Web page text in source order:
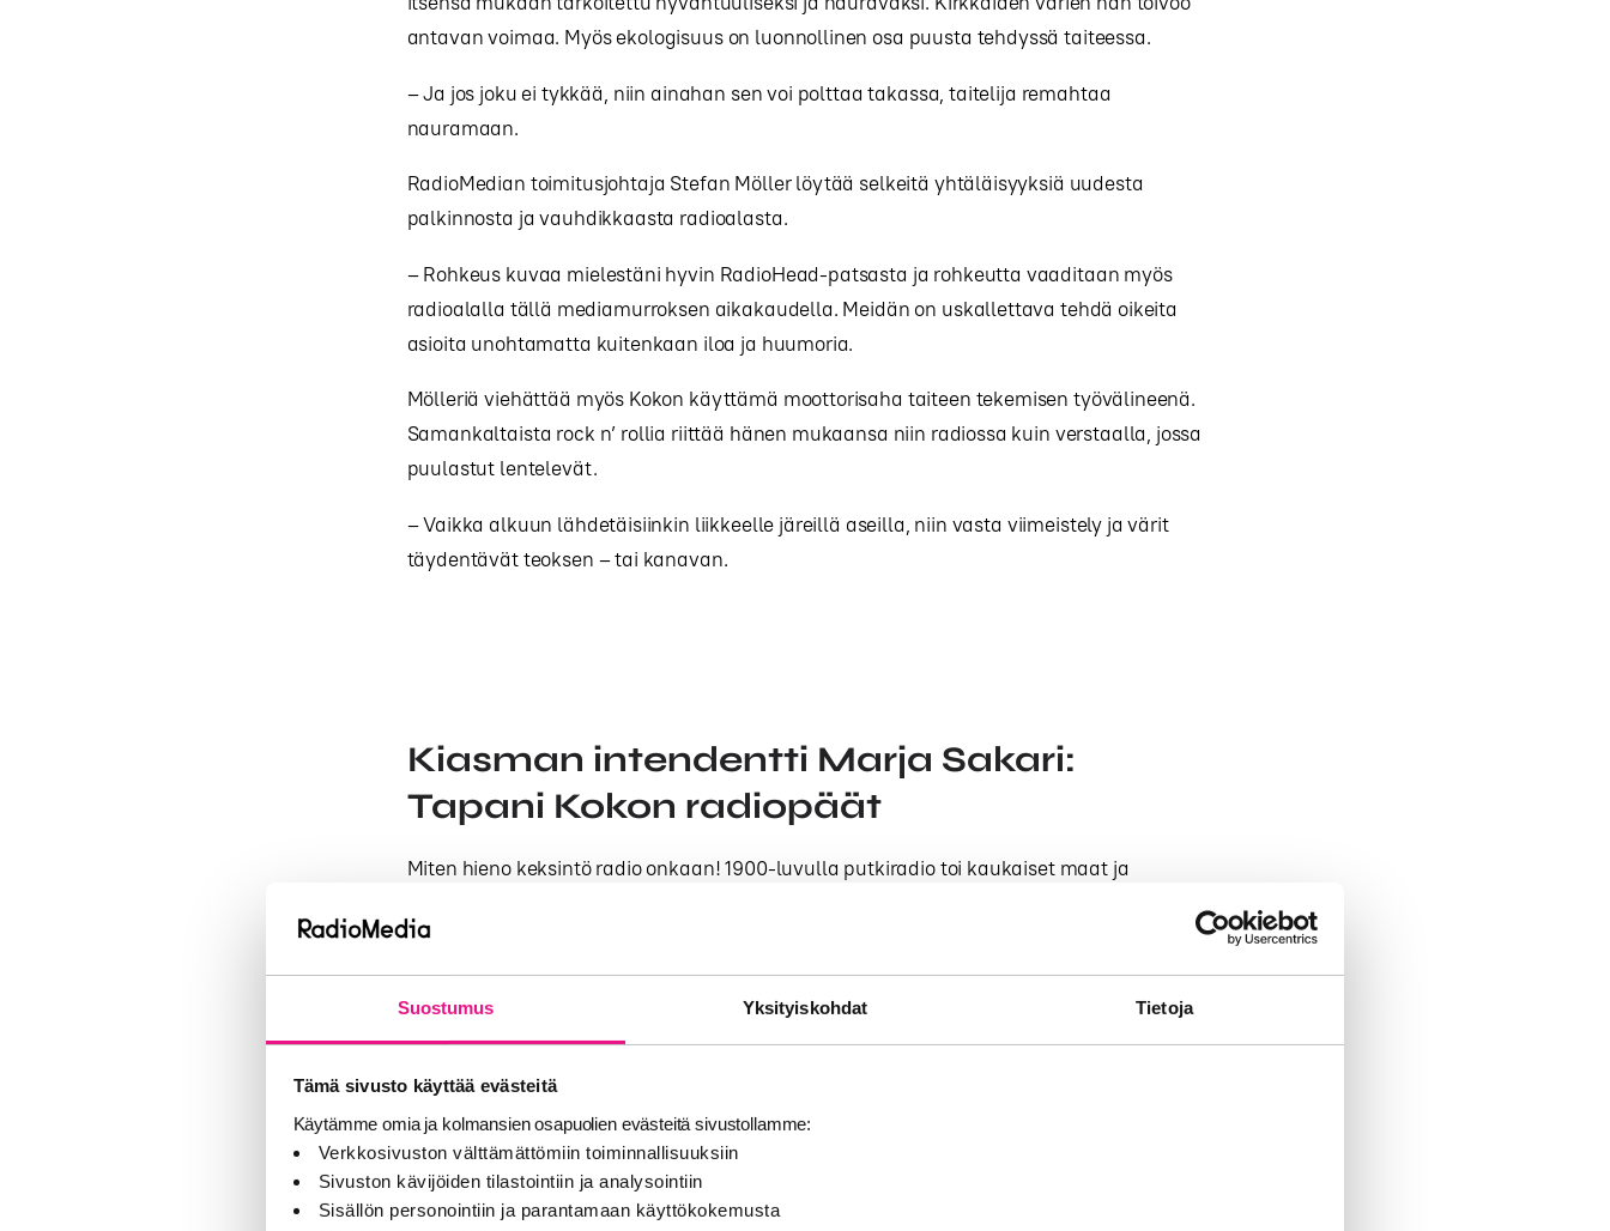
Suostumus Yksityiskohdat Tietoja
Tämä sivusto käyttää evästeitä
Käytämme omia ja kolmansien osapuolien evästeitä sivustollamme:
Verkkosivuston välttämättömiin toiminnallisuuksiin
Sivuston kävijöiden tilastointiin ja analysointiin
Sisällön personointiin ja parantamaan käyttökokemusta
antavan voimaa. Myös ekologisuus on luonnollinen osa puusta tehdyssä taiteessa.
– Ja jos joku ei tykkää, niin ainahan sen voi polttaa takassa, taitelija remahtaa
nauramaan.
RadioMedian toimitusjohtaja Stefan Möller löytää selkeitä yhtäläisyyksiä uudesta
palkinnosta ja vauhdikkaasta radioalasta.
– Rohkeus kuvaa mielestäni hyvin RadioHead-patsasta ja rohkeutta vaaditaan myös
radioalalla tällä mediamurroksen aikakaudella. Meidän on uskallettava tehdä oikeita
asioita unohtamatta kuitenkaan iloa ja huumoria.
Mölleriä viehättää myös Kokon käyttämä moottorisaha taiteen tekemisen työvälineenä.
Samankaltaista rock n’ rollia riittää hänen mukaansa niin radiossa kuin verstaalla, jossa
puulastut lentelevät.
– Vaikka alkuun lähdetäisiinkin liikkeelle järeillä aseilla, niin vasta viimeistely ja värit
täydentävät teoksen – tai kanavan.
Kiasman intendentti Marja Sakari:
Tapani Kokon radiopäät
Miten hieno keksintö radio onkaan! 1900-luvulla putkiradio toi kaukaiset maat ja
perukoille. Miten ihmeellisen äänimatkan saattoikaan kulkea ympäri maailman vain
pyörittämällä kanavanvalitsijan viritysviisaria oikeaan kohtaan valoa välkkyvällä
viritystaululla, jolta saattoi lukea kaukaisten kaupunkien nimiä. Kukapa meistä ei
muistaisi näitä vanhanajan radiovastaanottimia – jos ei enää omassa kodissa, niin
ainakin mummolassa tai vintin kätköissä.
Tapani Kokon puisia radiopäitä voi ”virittää” pyörivästä nappulasta aivan kuten
vanhanajan vastaanottimia. Tyylilleen uskollisena Kokko on roimalla otteella veistänyt
puusta leveästi nauravat humoristiset päät muistuttamaan radion tarjoamista